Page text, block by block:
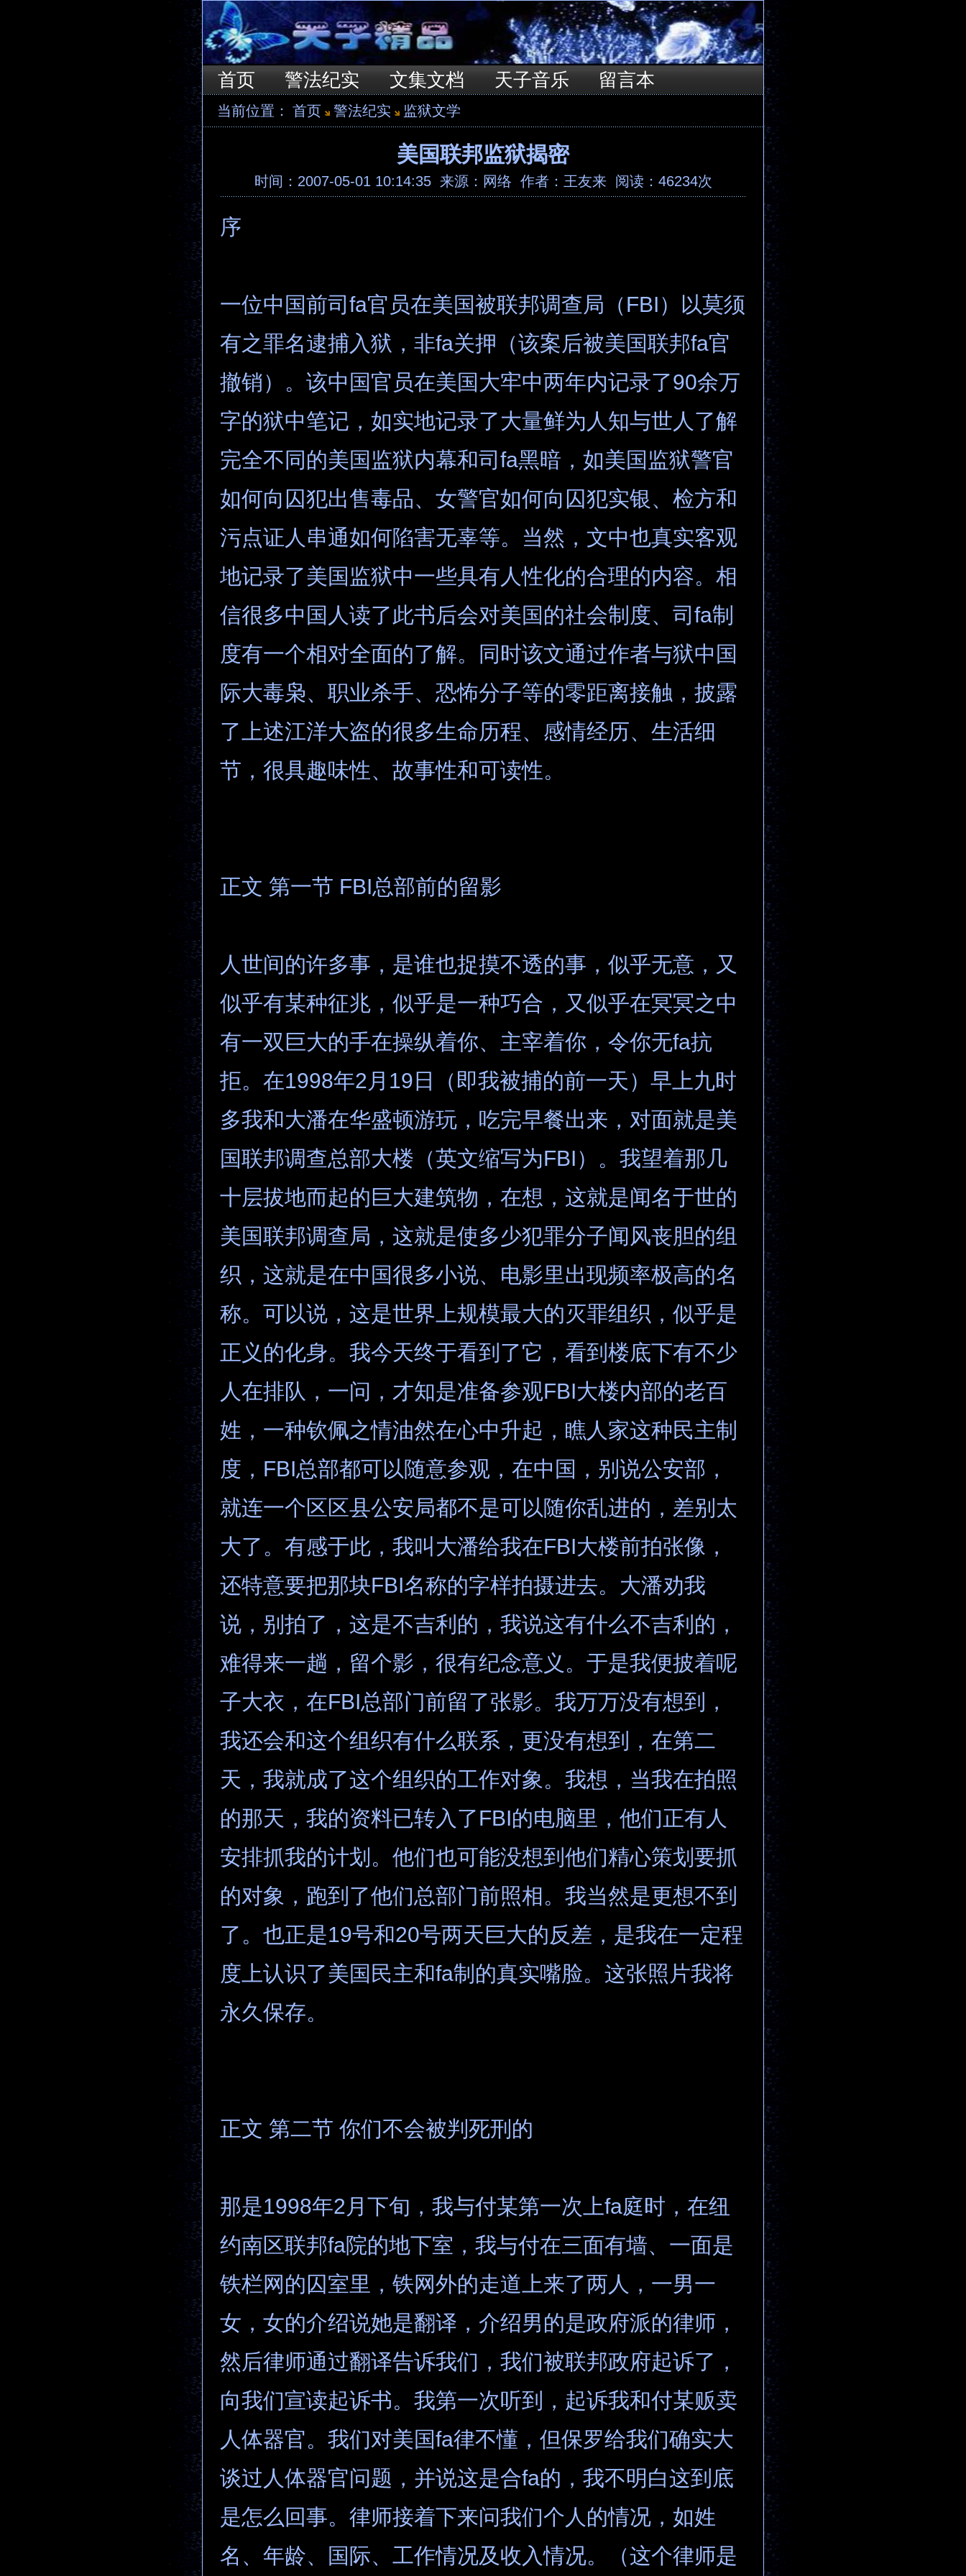
首页 警法纪实 文集文档 天子音乐 留言本
当前位置： 首页 警法纪实 监狱文学
美国联邦监狱揭密
时间：2007-05-01 10:14:35 来源： 网络 作者：王友来 阅读：46234次
序
一位中国前司fa官员在美国被联邦调查局（FBI）以莫须
有之罪名逮捕入狱，非fa关押（该案后被美国联邦fa官
撤销）。该中国官员在美国大牢中两年内记录了90余万
字的狱中笔记，如实地记录了大量鲜为人知与世人了解
完全不同的美国监狱内幕和司fa黑暗，如美国监狱警官
如何向囚犯出售毒品、女警官如何向囚犯实银、检方和
污点证人串通如何陷害无辜等。当然，文中也真实客观
地记录了美国监狱中一些具有人性化的合理的内容。相
信很多中国人读了此书后会对美国的社会制度、司fa制
度有一个相对全面的了解。同时该文通过作者与狱中国
际大毒枭、职业杀手、恐怖分子等的零距离接触，披露
了上述江洋大盗的很多生命历程、感情经历、生活细
节，很具趣味性、故事性和可读性。
正文 第一节 FBI总部前的留影
人世间的许多事，是谁也捉摸不透的事，似乎无意，又
似乎有某种征兆，似乎是一种巧合，又似乎在冥冥之中
有一双巨大的手在操纵着你、主宰着你，令你无fa抗
拒。在1998年2月19日（即我被捕的前一天）早上九时
多我和大潘在华盛顿游玩，吃完早餐出来，对面就是美
国联邦调查总部大楼（英文缩写为FBI）。我望着那几
十层拔地而起的巨大建筑物，在想，这就是闻名于世的
美国联邦调查局，这就是使多少犯罪分子闻风丧胆的组
织，这就是在中国很多小说、电影里出现频率极高的名
称。可以说，这是世界上规模最大的灭罪组织，似乎是
正义的化身。我今天终于看到了它，看到楼底下有不少
人在排队，一问，才知是准备参观FBI大楼内部的老百
姓，一种钦佩之情油然在心中升起，瞧人家这种民主制
度，FBI总部都可以随意参观，在中国，别说公安部，
就连一个区区县公安局都不是可以随你乱进的，差别太
大了。有感于此，我叫大潘给我在FBI大楼前拍张像，
还特意要把那块FBI名称的字样拍摄进去。大潘劝我
说，别拍了，这是不吉利的，我说这有什么不吉利的，
难得来一趟，留个影，很有纪念意义。于是我便披着呢
子大衣，在FBI总部门前留了张影。我万万没有想到，
我还会和这个组织有什么联系，更没有想到，在第二
天，我就成了这个组织的工作对象。我想，当我在拍照
的那天，我的资料已转入了FBI的电脑里，他们正有人
安排抓我的计划。他们也可能没想到他们精心策划要抓
的对象，跑到了他们总部门前照相。我当然是更想不到
了。也正是19号和20号两天巨大的反差，是我在一定程
度上认识了美国民主和fa制的真实嘴脸。这张照片我将
永久保存。
正文 第二节 你们不会被判死刑的
那是1998年2月下旬，我与付某第一次上fa庭时，在纽
约南区联邦fa院的地下室，我与付在三面有墙、一面是
铁栏网的囚室里，铁网外的走道上来了两人，一男一
女，女的介绍说她是翻译，介绍男的是政府派的律师，
然后律师通过翻译告诉我们，我们被联邦政府起诉了，
向我们宣读起诉书。我第一次听到，起诉我和付某贩卖
人体器官。我们对美国fa律不懂，但保罗给我们确实大
谈过人体器官问题，并说这是合fa的，我不明白这到底
是怎么回事。律师接着下来问我们个人的情况，如姓
名、年龄、国际、工作情况及收入情况。（这个律师是